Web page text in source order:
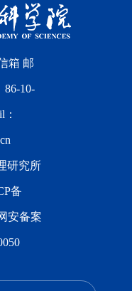
箱 邮
86-10-
研究所
备
安备案